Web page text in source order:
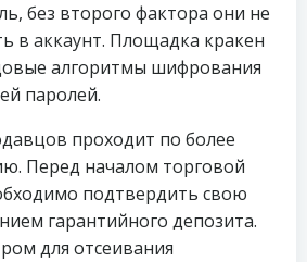
без второго фактора они не
в аккаунт. Площадка кракен
алгоритмы шифрования
паролей.
проходит по более
Перед началом торговой
подтвердить свою
гарантийного депозита.
для отсеивания